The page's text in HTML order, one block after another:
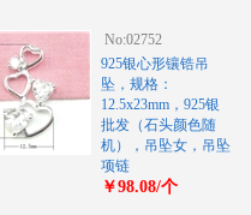
No:02752
925银心形镶锆吊
坠，规格：
12.5x23mm，925银
批发（石头颜色随
机），吊坠女，吊坠
项链
￥98.08/个